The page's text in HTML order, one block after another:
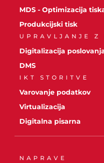
MDS - Optimizacija
Produkcijski tisk
UPRAVLJANJE Z
Digitalizacija
DMS
IKT STORITVE
Varovanje podatkov
Virtualizacija
Digitalna pisarna
NAPRAVE